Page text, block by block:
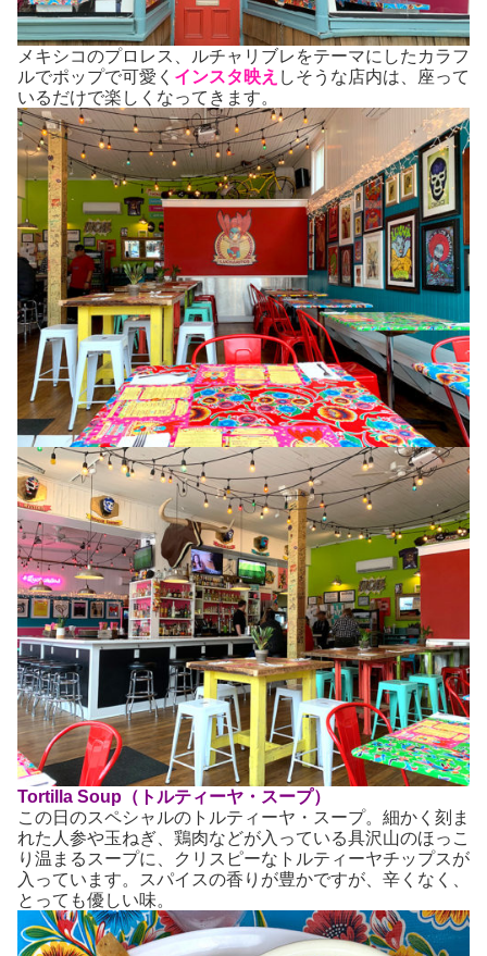
メキシコのプロレス、ルチャリブレをテーマにしたカラフ
ルでポップで可愛く インスタ映え しそうな店内は、座って
いるだけで楽しくなってきます。
Tortilla Soup（トルティーヤ・スープ）
この日のスペシャルのトルティーヤ・スープ。細かく刻ま
れた人参や玉ねぎ、鶏肉などが入っている具沢山のほっこ
り温まるスープに、クリスピーなトルティーヤチップスが
入っています。スパイスの香りが豊かですが、辛くなく、
とっても優しい味。